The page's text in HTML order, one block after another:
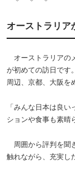
オーストラリア
オーストラリアの
が初めての訪日です
周辺、京都、大阪を
「みんな日本は良
ションや食事も素晴
周囲から評判を聞
触れながら、充実し